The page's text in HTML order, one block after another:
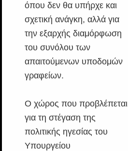
όπου δεν θα υπήρχε και
σχετική ανάγκη, αλλά για
την εξαρχής διαμόρφωση
του συνόλου των
απαιτούμενων υποδομών
γραφείων.
Ο χώρος που προβλέπεται
για τη στέγαση της
πολιτικής ηγεσίας του
Υπουργείου